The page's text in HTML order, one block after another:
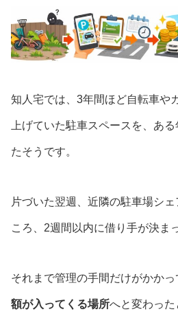
知人宅では、3年間ほど自転車や
上げていた駐車スペースを、あ
たそうです。
片づいた翌週、近隣の駐車場シ
ころ、2週間以内に借り手が決ま
それまで管理の手間だけがかかっ
額が入ってくる場所へと変わった